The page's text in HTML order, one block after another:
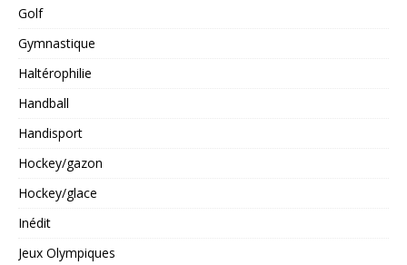
Golf
Gymnastique
Haltérophilie
Handball
Handisport
Hockey/gazon
Hockey/glace
Inédit
Jeux Olympiques